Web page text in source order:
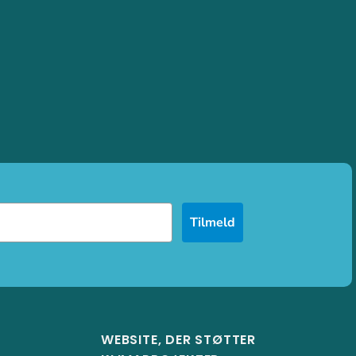
Tilmeld
WEBSITE, DER STØTTER